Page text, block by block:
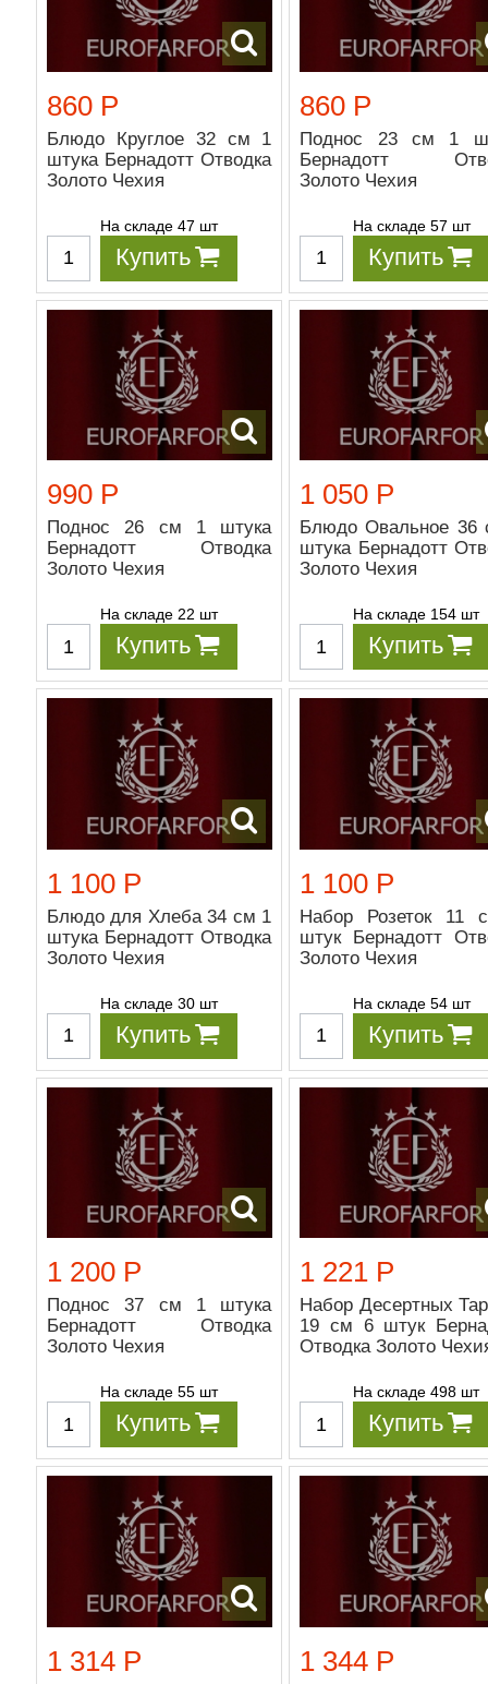
860 Р
Блюдо Круглое 32 см 1
штука Бернадотт Отводка
Золото Чехия
На складе 47 шт
Купить
860 Р
Поднос 23 см 1
Бернадотт
Золото Чехия
На складе 57 шт
Купить
990 Р
Поднос 26 см 1 штука
Бернадотт Отводка
Золото Чехия
На складе 22 шт
Купить
1 050 Р
Блюдо Овальное 36
штука Бернадотт
Золото Чехия
На складе 154 шт
Купить
1 100 Р
Блюдо для Хлеба 34 см 1
штука Бернадотт Отводка
Золото Чехия
На складе 30 шт
Купить
1 100 Р
Набор Розеток 11
штук Бернадотт
Золото Чехия
На складе 54 шт
Купить
1 200 Р
Поднос 37 см 1 штука
Бернадотт Отводка
Золото Чехия
На складе 55 шт
Купить
1 221 Р
Набор Десертных
19 см 6 штук
Отводка Золото
На складе 498 шт
Купить
1 314 Р 1 344 Р